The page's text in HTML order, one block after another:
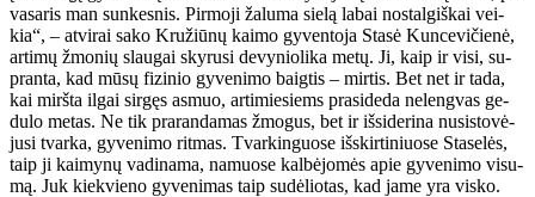
va­sa­ris man sun­kes­nis. Pir­mo­ji ža­lu­ma sie­lą la­bai nos­tal­giš­kai vei­
kia“, – at­vi­rai sa­ko Kru­žiū­nų kai­mo gy­ven­to­ja Sta­sė Kun­ce­vi­čie­nė,
ar­ti­mų žmo­nių slau­gai sky­ru­si de­vy­nio­li­ka me­tų. Ji, kaip ir vi­si, su­
pran­ta, kad mū­sų fi­zi­nio gy­ve­ni­mo baig­tis – mir­tis. Bet net ir ta­da,
kai mirš­ta il­gai sir­gęs as­muo, ar­ti­mie­siems pra­si­de­da ne­leng­vas ge­
du­lo me­tas. Ne tik pra­ran­da­mas žmo­gus, bet ir iš­si­de­ri­na nu­si­sto­vė­
ju­si tvar­ka, gy­ve­ni­mo rit­mas. Tvar­kin­guo­se iš­skir­ti­niuo­se Sta­se­lės,
taip ji kai­my­nų va­di­na­ma, na­muo­se kal­bė­jo­mės apie gy­ve­ni­mo vi­su­
mą. Juk kiek­vie­no gy­ve­ni­mas taip su­dė­lio­tas, kad ja­me yra vis­ko.